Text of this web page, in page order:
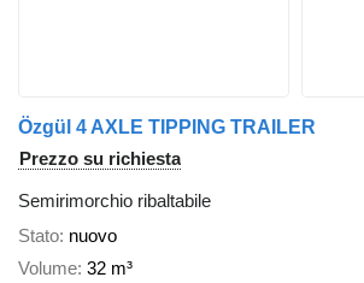
Özgül 4 AXLE TIPPING TRAILER
Prezzo su richiesta
Semirimorchio ribaltabile
Stato nuovo
Volume 32 m³